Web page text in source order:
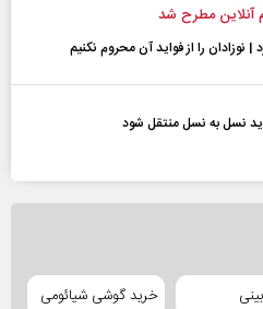
آنلاین مطرح شد
| نوزادان را از فواید آن محروم نکنیم
نسل به نسل منتقل شود
خرید گوشی شیائومی